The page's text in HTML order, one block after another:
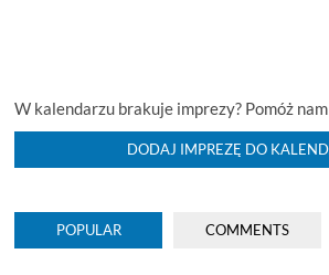
W kalendarzu brakuje imprezy? Pomóż
DODAJ IMPREZĘ DO
POPULAR COMMENTS